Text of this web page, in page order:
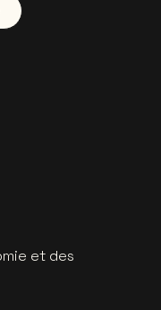
et des